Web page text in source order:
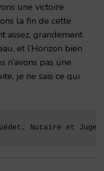
une victoire
la fin de cette
assez, grandement
et l’Horizon bien
n’avons pas une
je ne sais ce qui
Notaire et